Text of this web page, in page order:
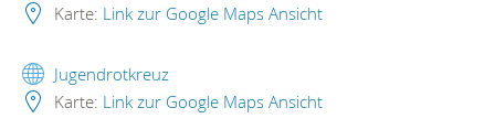
Karte: Link zur Google Maps Ansicht
Jugendrotkreuz
Karte: Link zur Google Maps Ansicht